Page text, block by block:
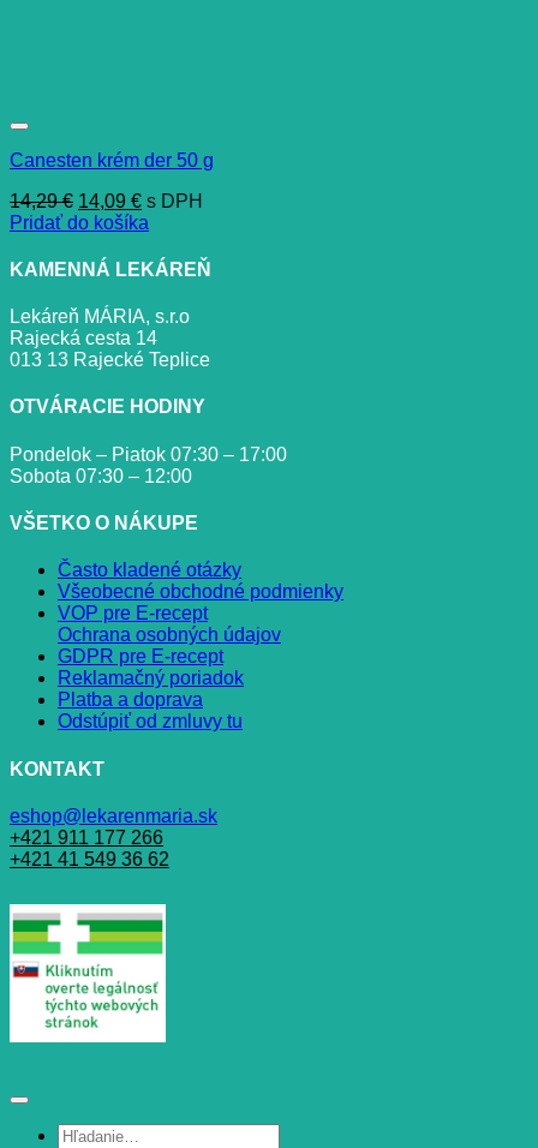
Canesten krém der 50 g
14,29€ Pôvodná
cena
14,29 €.
14,09 €Aktuálna
cena
14,09 €.
s DPH
Pridať do košíka
KAMENNÁ LEKÁREŇ
Lekáreň MÁRIA, s.r.o
Rajecká cesta 14
013 13 Rajecké Teplice
OTVÁRACIE HODINY
Pondelok – Piatok 07:30 – 17:00
Sobota 07:30 – 12:00
VŠETKO O NÁKUPE
Často kladené otázky
Všeobecné obchodné podmienky
VOP pre E-recept
Ochrana osobných údajov
GDPR pre E-recept
Reklamačný poriadok
Platba a doprava
Odstúpiť od zmluvy tu
KONTAKT
eshop@lekarenmaria.sk
+421 911 177 266
+421 41 549 36 62
Hľadať: